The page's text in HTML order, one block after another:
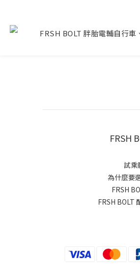
FRSH BOLT 胖胎電輔自行車
FRSH
試乘
為什麼要
FRSH
FRSH BOLT